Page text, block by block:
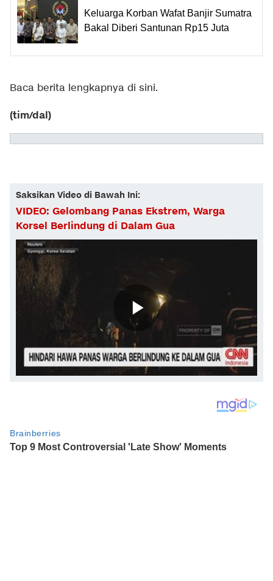
Keluarga Korban Wafat Banjir Sumatra
Bakal Diberi Santunan Rp15 Juta
Baca berita lengkapnya di sini.
(tim/dal)
Saksikan Video di Bawah Ini:
VIDEO: Gelombang Panas Ekstrem, Warga
Korsel Berlindung di Dalam Gua